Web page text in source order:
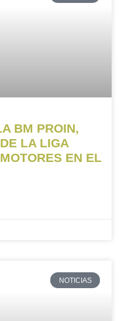
BM PROIN,
LA LIGA
EN EL
NOTICIAS